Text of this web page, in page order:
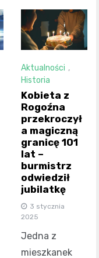
Aktualności ,
Historia
Kobieta z
Rogoźna
przekroczył
a magiczną
granicę 101
lat –
burmistrz
odwiedził
jubilatkę
3 stycznia
2025
Jedna z
mieszkanek